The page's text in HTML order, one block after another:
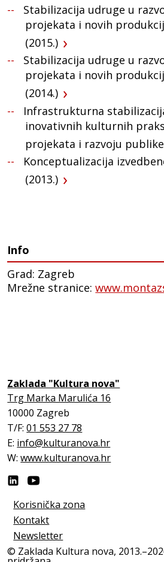
Stabilizacija udruge u
projekata i novih
(2015.)
Stabilizacija udruge u
projekata i novih
(2014.)
Infrastrukturna
inovativnih kulturnih
projekata i razvoju publike
Konceptualizacija
(2013.)
Info
Grad: Zagreb
Mrežne stranice:
Zaklada "Kultura nova"
Trg Marka Marulića 16
10000 Zagreb
T/F:01 553 27 78
E: info@kulturanova.hr
W:www.kulturanova.hr
Korisnička zona
Kontakt
Newsletter
© Zaklada Kultura nova,